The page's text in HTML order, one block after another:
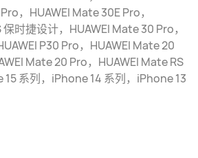
，HUAWEI Mate 30E Pro，
时捷设计，HUAWEI Mate 30 Pro，
P30 Pro，HUAWEI Mate 20
Mate 20 Pro，HUAWEI Mate RS
系列，iPhone 14 系列，iPhone 13